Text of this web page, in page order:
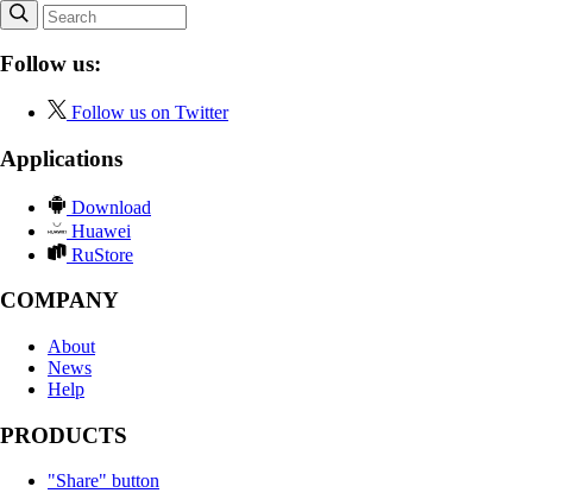
Follow us:
Follow us on Twitter
Applications
Download
Huawei
RuStore
COMPANY
About
News
Help
PRODUCTS
"Share" button